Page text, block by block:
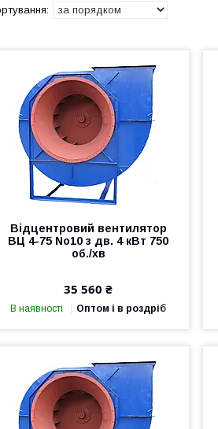
Відцентровий вентилятор
ВЦ 4-75 No10 з дв. 4 кВт 750
об./хв
35 560 ₴
В наявності Оптом і в роздріб